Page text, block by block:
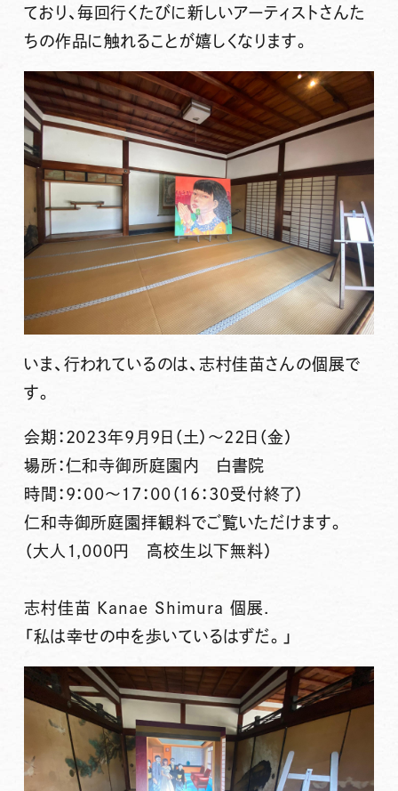
ており、毎回行くたびに新しいアーティストさんた
ちの作品に触れることが嬉しくなります。
いま、行われているのは、志村佳苗さんの個展で
す。
会期：2023年9月9日（土）〜22日（金）
場所：仁和寺御所庭園内 白書院
時間：9：00〜17：00（16：30受付終了）
仁和寺御所庭園拝観料でご覧いただけます。
（大人1,000円 高校生以下無料）
志村佳苗 Kanae Shimura 個展.
「私は幸せの中を歩いているはずだ。」